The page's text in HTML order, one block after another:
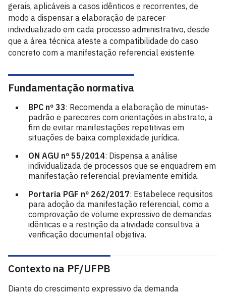
gerais, aplicáveis a casos idênticos e recorrentes, de
modo a dispensar a elaboração de parecer
individualizado em cada processo administrativo, desde
que a área técnica ateste a compatibilidade do caso
concreto com a manifestação referencial existente.
Fundamentação normativa
BPC nº 33: Recomenda a elaboração de minutas-
padrão e pareceres com orientações in abstrato, a
fim de evitar manifestações repetitivas em
situações de baixa complexidade jurídica.
ON AGU nº 55/2014: Dispensa a análise
individualizada de processos que se enquadrem em
manifestação referencial previamente emitida.
Portaria PGF nº 262/2017: Estabelece requisitos
para adoção da manifestação referencial, como a
comprovação de volume expressivo de demandas
idênticas e a restrição da atividade consultiva à
verificação documental objetiva.
Contexto na PF/UFPB
Diante do crescimento expressivo da demanda